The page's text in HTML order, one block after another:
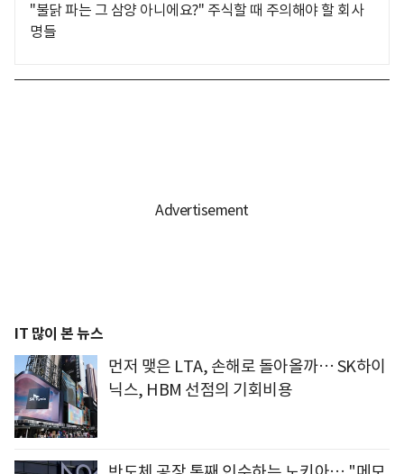
"불닭 파는 그 삼양 아니에요?" 주식할 때 주의해야 할 회사
명들
IT 많이 본 뉴스
먼저 맺은 LTA, 손해로 돌아올까… SK하이
닉스, HBM 선점의 기회비용